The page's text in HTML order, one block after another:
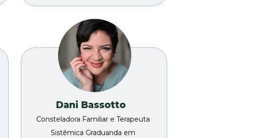
Dani Bassotto
Consteladora Familiar e Terapeuta
Sistêmica Graduanda em